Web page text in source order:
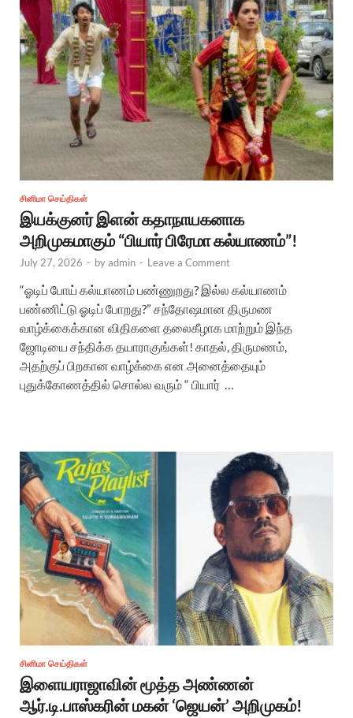
சினிமா செய்திகள்
இயக்குனர் இளன் கதாநாயகனாக
அறிமுகமாகும் “பியார் பிரேமா கல்யாணம்”!
July 27, 2026 - byadmin - Leave a Comment
“ஓடிப் போய் கல்யாணம் பண்ணுறது? இல்ல கல்யாணம்
பண்ணிட்டு ஓடிப் போறது?” சந்தோஷமான திருமண
வாழ்க்கைக்கான விதிகளை தலைகீழாக மாற்றும் இந்த
ஜோடியை சந்திக்க தயாராகுங்கள்! காதல், திருமணம்,
அதற்குப் பிறகான வாழ்க்கை என அனைத்தையும்
புதுக்கோணத்தில் சொல்ல வரும் “ பியார் …
சினிமா செய்திகள்
இளையராஜாவின் மூத்த அண்ணன்
ஆர்.டி.பாஸ்கரின் மகன் ‘ஜெயன்’ அறிமுகம்!